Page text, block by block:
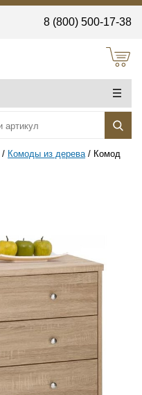
8 (800) 500-17-38
Комоды из дерева
Комод